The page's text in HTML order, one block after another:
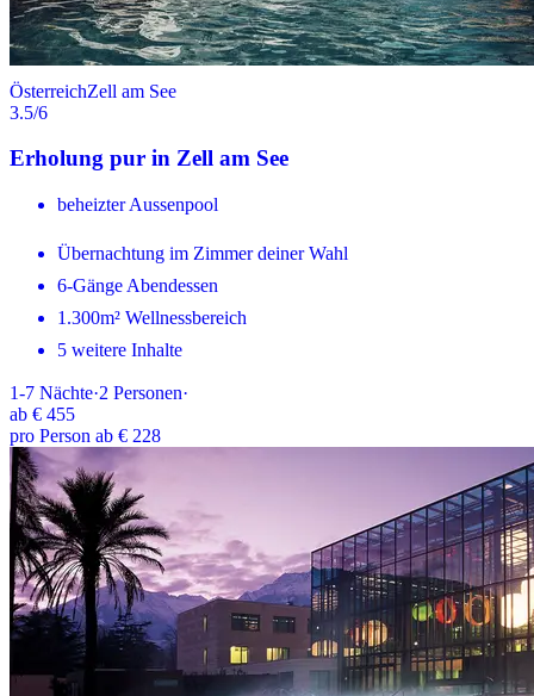
ÖsterreichZell am See
3.5/6
Erholung pur in Zell am See
beheizter Aussenpool
Übernachtung im Zimmer deiner Wahl
6-Gänge Abendessen
1.300m² Wellnessbereich
5 weitere Inhalte
1-7 Nächte·2 Personen·
ab € 455
pro Person ab € 228